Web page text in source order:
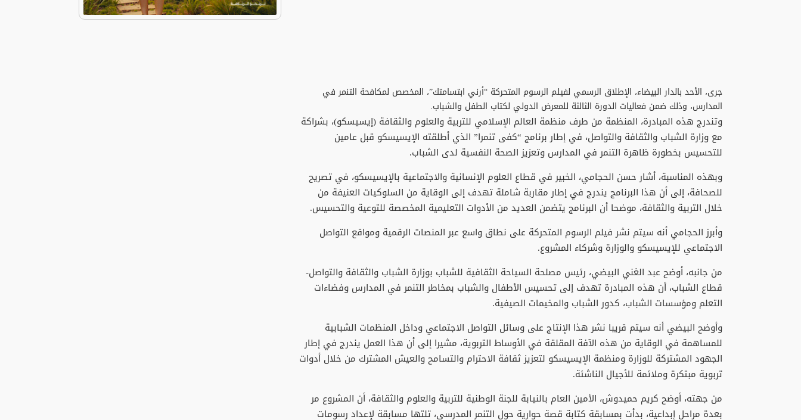
جرى، الأحد بالدار البيضاء، الإطلاق الرسمي لفيلم الرسوم المتحركة “أرني ابتسامتك”، المخصص لمكافحة التنمر في
المدارس، وذلك ضمن فعاليات الدورة الثالثة للمعرض الدولي لكتاب الطفل والشباب.
وتندرج هذه المبادرة، المنظمة من طرف منظمة العالم الإسلامي للتربية والعلوم والثقافة (إيسيسكو)، بشراكة
مع وزارة الشباب والثقافة والتواصل، في إطار برنامج “كفى تنمرا” الذي أطلقته الإيسيسكو قبل عامين
للتحسيس بخطورة ظاهرة التنمر في المدارس وتعزيز الصحة النفسية لدى الشباب.
وبهذه المناسبة، أشار حسن الحجامي، الخبير في قطاع العلوم الإنسانية والاجتماعية بالإيسيسكو، في تصريح
للصحافة، إلى أن هذا البرنامج يندرج في إطار مقاربة شاملة تهدف إلى الوقاية من السلوكيات العنيفة من
خلال التربية والثقافة، موضحا أن البرنامج يتضمن العديد من الأدوات التعليمية المخصصة للتوعية والتحسيس.
وأبرز الحجامي أنه سيتم نشر فيلم الرسوم المتحركة على نطاق واسع عبر المنصات الرقمية ومواقع التواصل
الاجتماعي للإيسيسكو والوزارة وشركاء المشروع.
من جانبه، أوضح عبد الغني البيضي، رئيس مصلحة السياحة الثقافية للشباب بوزارة الشباب والثقافة والتواصل-
قطاع الشباب، أن هذه المبادرة تهدف إلى تحسيس الأطفال والشباب بمخاطر التنمر في المدارس وفضاءات
التعلم ومؤسسات الشباب، كدور الشباب والمخيمات الصيفية.
وأوضح البيضي أنه سيتم قريبا نشر هذا الإنتاج على وسائل التواصل الاجتماعي وداخل المنظمات الشبابية
للمساهمة في الوقاية من هذه الآفة المقلقة في الأوساط التربوية، مشيرا إلى أن هذا العمل يندرج في إطار
الجهود المشتركة للوزارة ومنظمة الإيسيسكو لتعزيز ثقافة الاحترام والتسامح والعيش المشترك من خلال أدوات
تربوية مبتكرة وملائمة للأجيال الناشئة.
من جهته، أوضح كريم حميدوش، الأمين العام بالنيابة للجنة الوطنية للتربية والعلوم والثقافة، أن المشروع مر
بعدة مراحل إبداعية، بدأت بمسابقة كتابة قصة حوارية حول التنمر المدرسي، تلتها مسابقة لإعداد رسومات